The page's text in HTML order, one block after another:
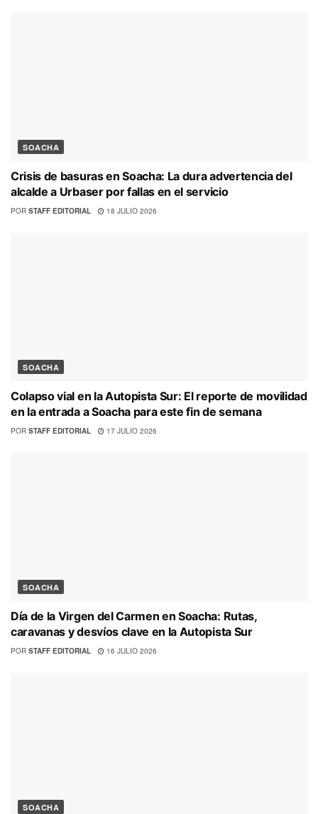
SOACHA
Crisis de basuras en Soacha: La dura advertencia del
alcalde a Urbaser por fallas en el servicio
POR STAFF EDITORIAL 18 JULIO 2026
SOACHA
Colapso vial en la Autopista Sur: El reporte de movilidad
en la entrada a Soacha para este fin de semana
POR STAFF EDITORIAL 17 JULIO 2026
SOACHA
Día de la Virgen del Carmen en Soacha: Rutas,
caravanas y desvíos clave en la Autopista Sur
POR STAFF EDITORIAL 16 JULIO 2026
SOACHA